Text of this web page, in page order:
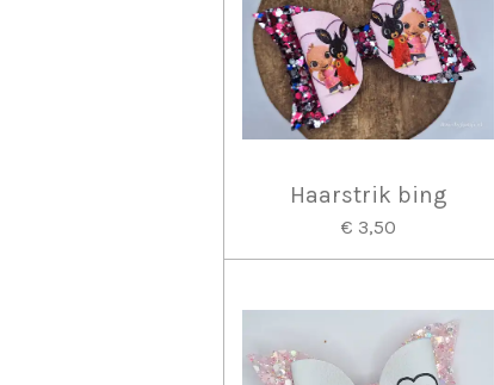
Haarstrik bing
€ 3,50